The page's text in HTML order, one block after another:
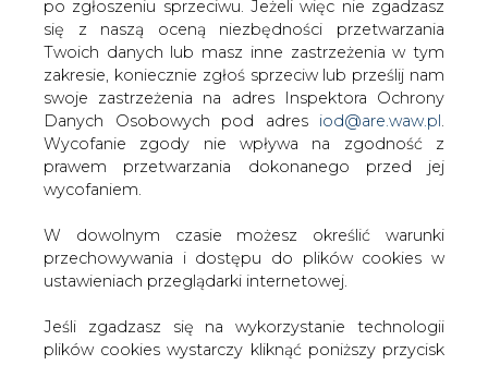
swoje zastrzeżenia na adres Inspektora Ochrony
Danych Osobowych pod adresiod@are.waw.pl.
Wycofanie zgody nie wpływa na zgodność z
prawem przetwarzania dokonanego przed jej
wycofaniem.
W dowolnym czasie możesz określić warunki
przechowywania i dostępu do plików cookies w
ustawieniach przeglądarki internetowej.
Jeśli zgadzasz się na wykorzystanie technologii
plików cookies wystarczy kliknąć poniższy przycisk
„Przejdź do serwisu”.
Zarząd Agencji Rynku Energii S.A Wydawca portalu
CIRE.pl
PODPIS
Przesłanie komentarza oznacza akceptację zasad korzystania z portalu
cire.pl